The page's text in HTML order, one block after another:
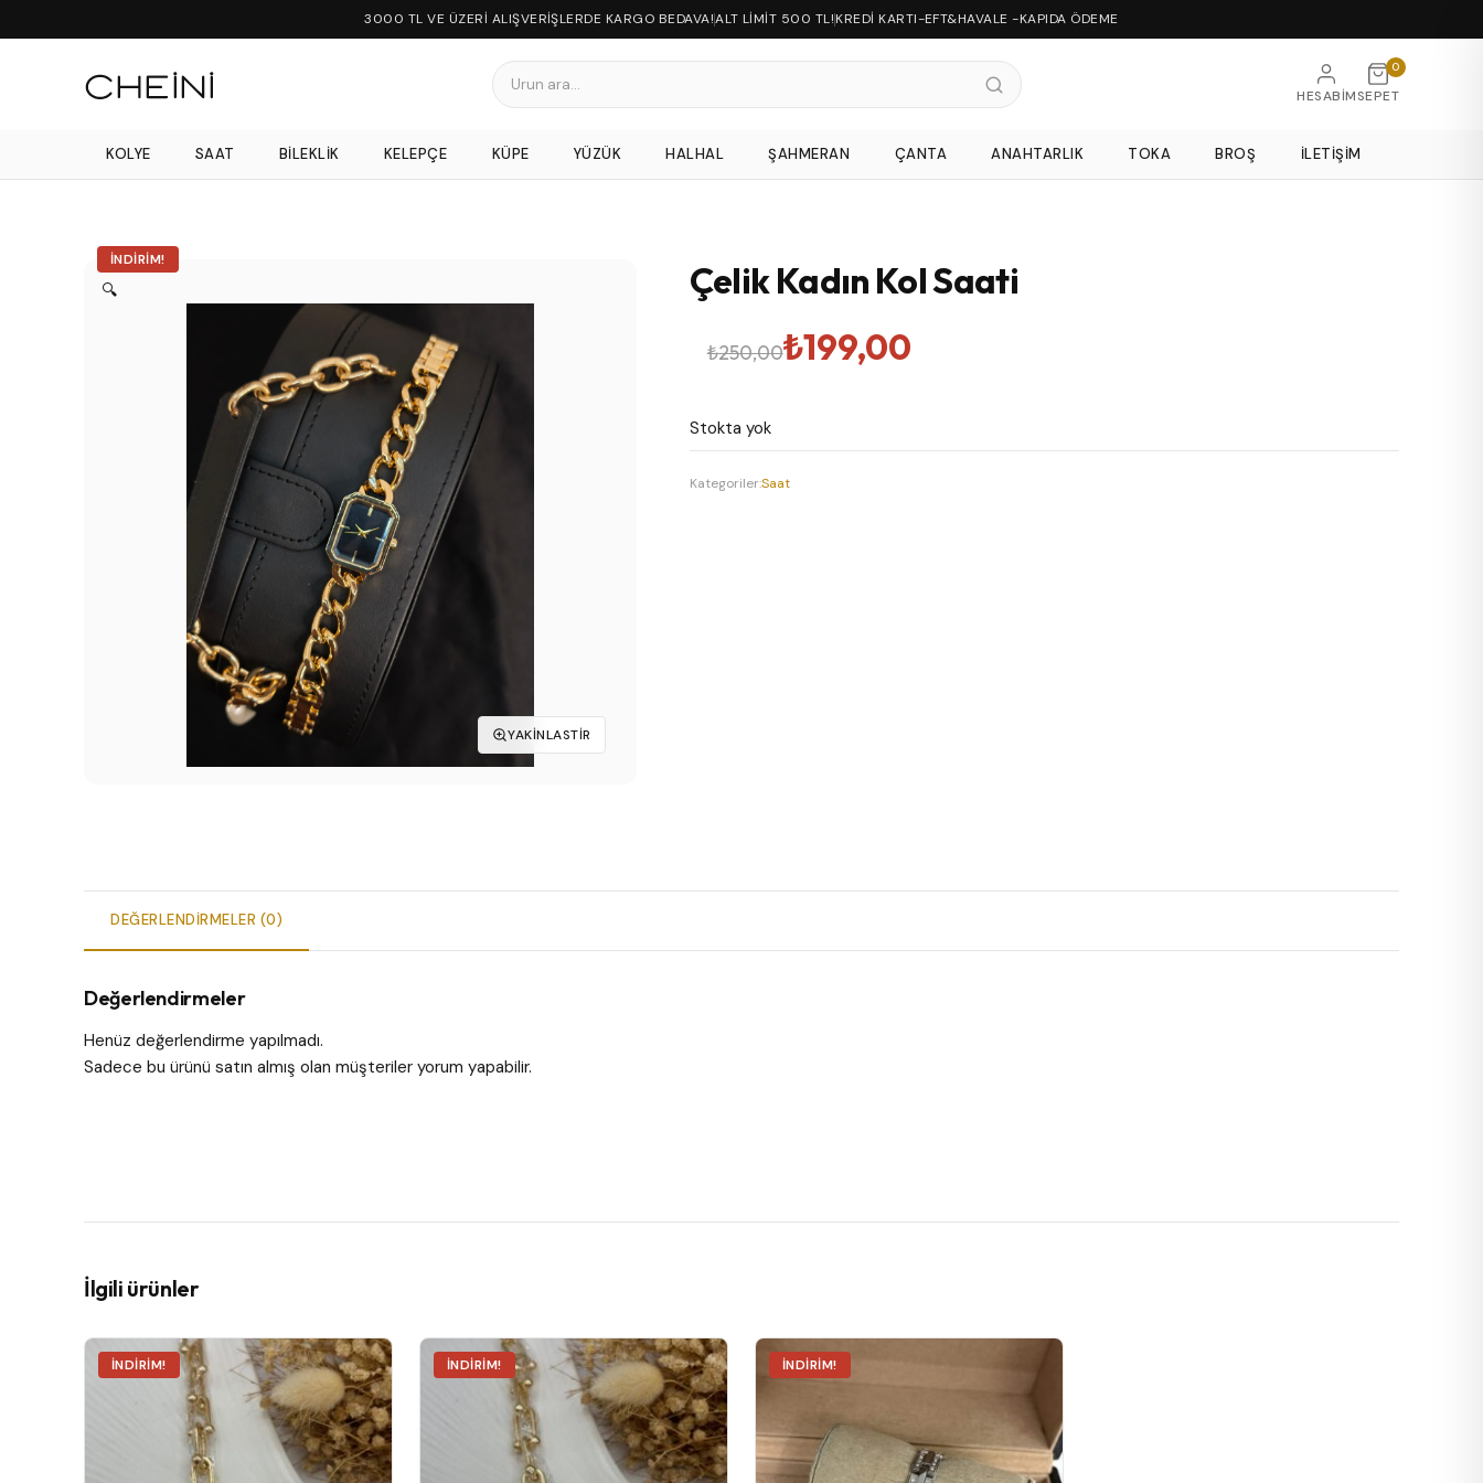
3000 TL VE ÜZERİ ALIŞVERİŞLERDE KARGO BEDAVA!ALT LİMİT 500 TL!KREDİ KARTI-EFT&HAVALE -KAPIDA ÖDEME
HESABIM
0
SEPET
KOLYE SAAT BILEKLIK KELEPÇE KÜPE YÜZÜK HALHAL ŞAHMERAN ÇANTA ANAHTARLIK TOKA BROŞ İLETIŞIM
İNDIRIM!
🔍
YAKINLASTIR
Çelik Kadın Kol Saati
₺250,00
Orijinal
₺250,00.
₺199,00
Şu
fiyat:
Stokta yok
Kategoriler:Saat
DEĞERLENDIRMELER (0)
Değerlendirmeler
Henüz değerlendirme yapılmadı.
Sadece bu ürünü satın almış olan müşteriler yorum yapabilir.
İlgili ürünler
İNDIRIM! İNDIRIM! İNDIRIM!